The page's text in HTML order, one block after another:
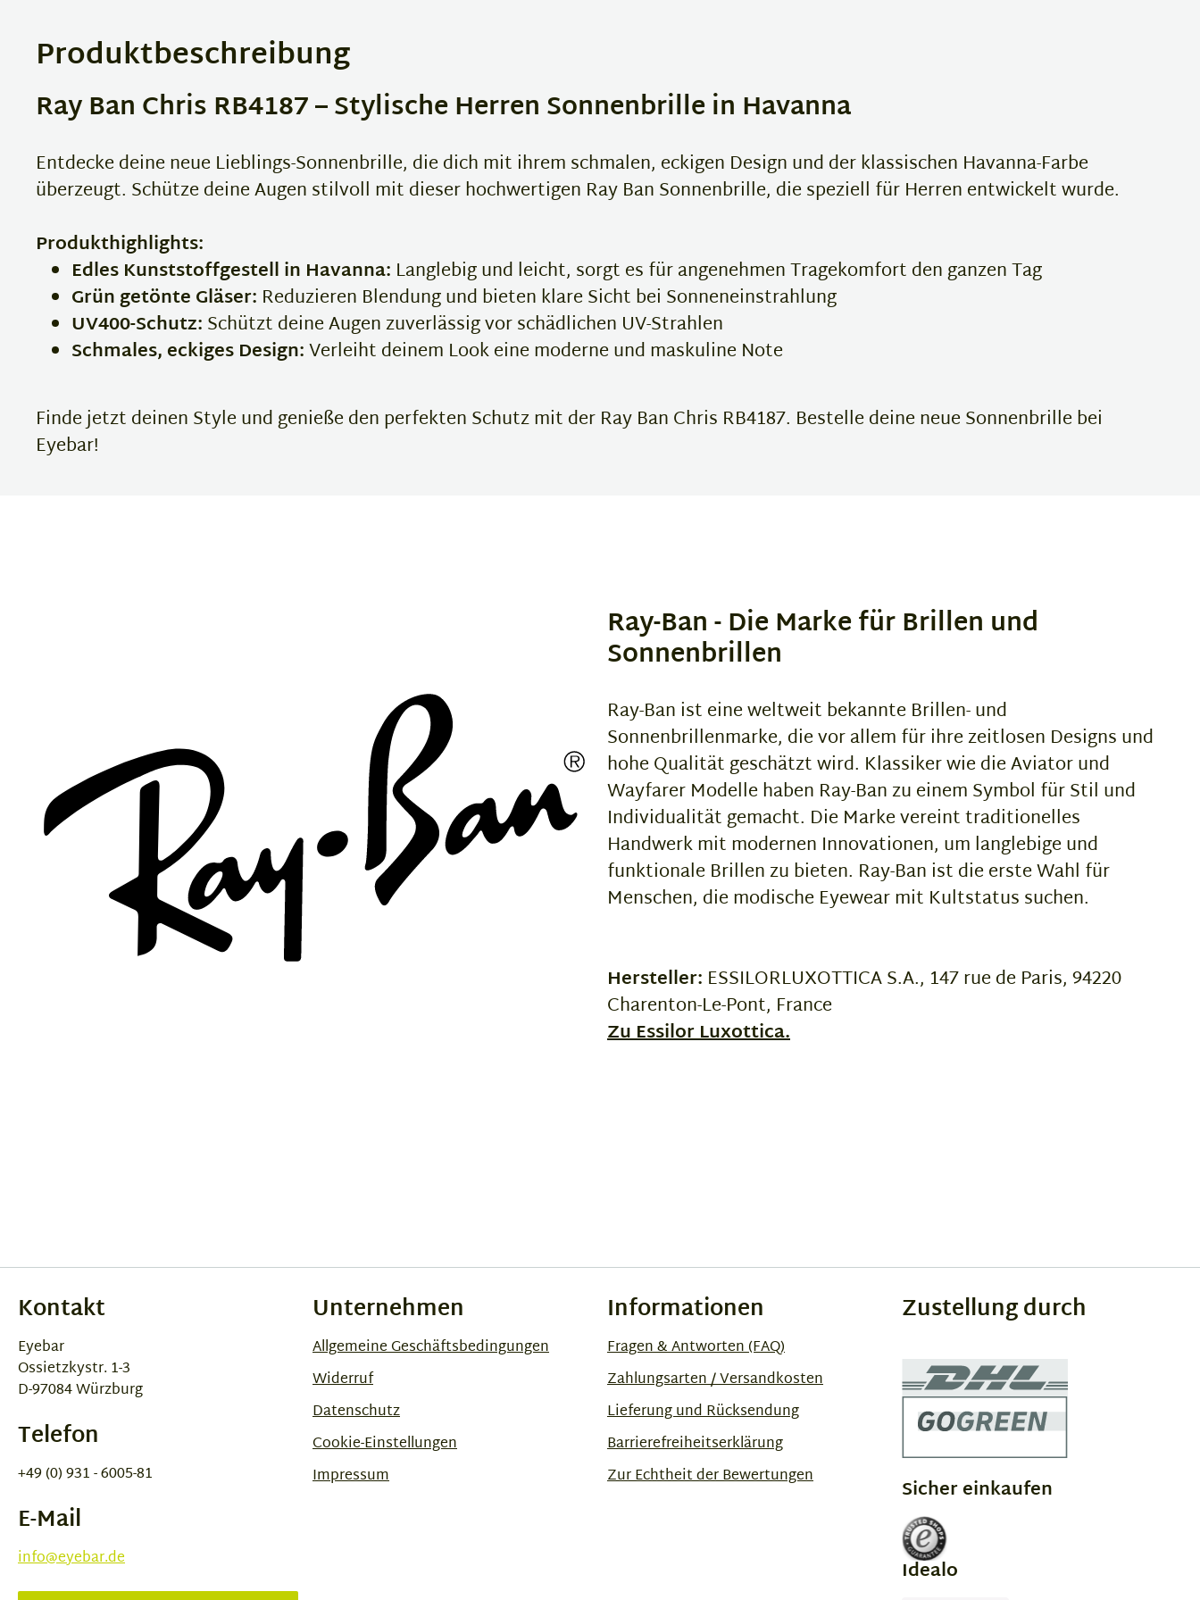
Produktbeschreibung
Ray Ban Chris RB4187 – Stylische Herren Sonnenbrille in Havanna
Entdecke deine neue Lieblings-Sonnenbrille, die dich mit ihrem schmalen, eckigen Design und der klassischen Havanna-Farbe
überzeugt. Schütze deine Augen stilvoll mit dieser hochwertigen Ray Ban Sonnenbrille, die speziell für Herren entwickelt wurde.
Produkthighlights:
Edles Kunststoffgestell in Havanna: Langlebig und leicht, sorgt es für angenehmen Tragekomfort den ganzen Tag
Grün getönte Gläser: Reduzieren Blendung und bieten klare Sicht bei Sonneneinstrahlung
UV400-Schutz:Schützt deine Augen zuverlässig vor schädlichen UV-Strahlen
Schmales, eckiges Design:Verleiht deinem Look eine moderne und maskuline Note
Finde jetzt deinen Style und genieße den perfekten Schutz mit der Ray Ban Chris RB4187. Bestelle deine neue Sonnenbrille bei
Eyebar!
Ray-Ban - Die Marke für Brillen und
Sonnenbrillen
Ray-Ban ist eine weltweit bekannte Brillen- und
Sonnenbrillenmarke, die vor allem für ihre zeitlosen Designs und
hohe Qualität geschätzt wird. Klassiker wie die Aviator und
Wayfarer Modelle haben Ray-Ban zu einem Symbol für Stil und
Individualität gemacht. Die Marke vereint traditionelles
Handwerk mit modernen Innovationen, um langlebige und
funktionale Brillen zu bieten. Ray-Ban ist die erste Wahl für
Menschen, die modische Eyewear mit Kultstatus suchen.
Hersteller: ESSILORLUXOTTICA S.A., 147 rue de Paris, 94220
Charenton-Le-Pont, France
Zu Essilor Luxottica.
Kontakt
Eyebar
Ossietzkystr. 1-3
D-97084 Würzburg
Telefon
+49 (0) 931 - 6005-81
E-Mail
info@eyebar.de
Unternehmen
Allgemeine Geschäftsbedingungen
Widerruf
Datenschutz
Cookie-Einstellungen
Impressum
Informationen
Fragen & Antworten (FAQ)
Zahlungsarten / Versandkosten
Lieferung und Rücksendung
Barrierefreiheitserklärung
Zur Echtheit der Bewertungen
Zustellung durch
Sicher einkaufen
Idealo